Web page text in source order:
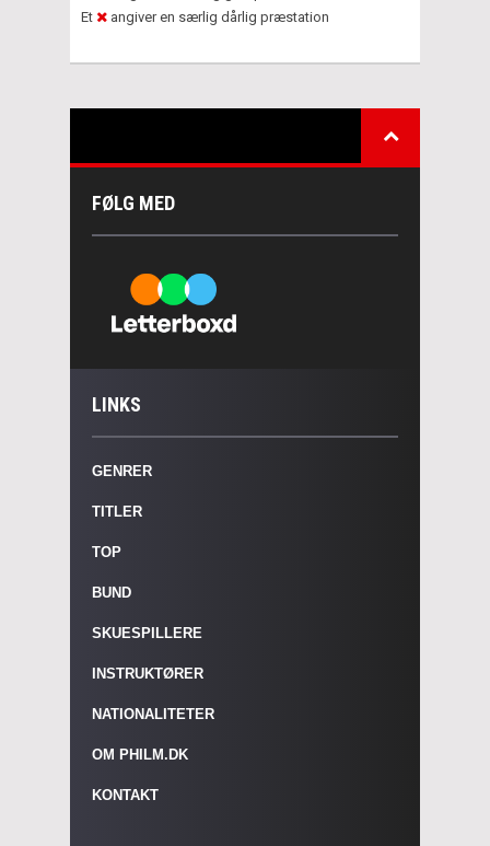
Et
angiver en særlig dårlig præstation
FØLG MED
LINKS
GENRER
TITLER
TOP
BUND
SKUESPILLERE
INSTRUKTØRER
NATIONALITETER
OM PHILM.DK
KONTAKT